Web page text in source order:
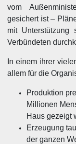
vom
gesichert ist –
mit Unterstützung
Verbündeten
In einem ihrer
allem für die
Produktion
Millionen
Haus gezeigt
Erzeugung
der ganzen